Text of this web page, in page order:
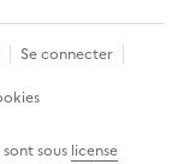
Se connecter
sous license